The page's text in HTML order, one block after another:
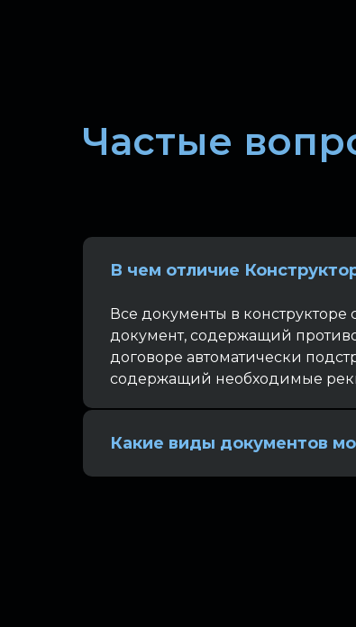
Частые
В чем отличие
Все документы в конструкторе
документ, содержащий
договоре автоматически
содержащий необходимые
Какие виды документов